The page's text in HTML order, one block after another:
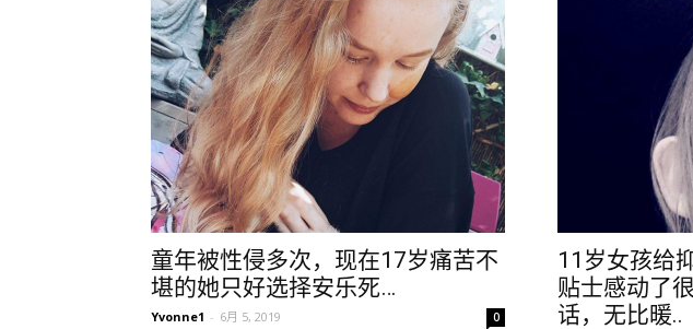
童年被性侵多次，现在17岁痛苦不
堪的她只好选择安乐死…
Yvonne1 - 6月 5, 2019 0
11岁女孩给
贴士感动了
话，无比暖..